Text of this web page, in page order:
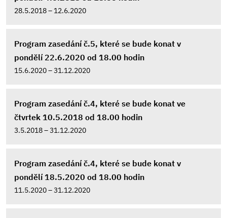
28.5.2018 – 12.6.2020
Program zasedání č.5, které se bude konat v
pondělí 22.6.2020 od 18.00 hodin
15.6.2020 – 31.12.2020
Program zasedání č.4, které se bude konat ve
čtvrtek 10.5.2018 od 18.00 hodin
3.5.2018 – 31.12.2020
Program zasedání č.4, které se bude konat v
pondělí 18.5.2020 od 18.00 hodin
11.5.2020 – 31.12.2020